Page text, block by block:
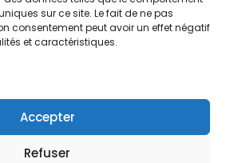
sur ce site. Le fait de ne pas
consentement peut avoir un effet négatif
et caractéristiques.
Accepter
Refuser
à Nantes ne se limite pas au
du logement. Le chauffe-
souvent abrégé CET,
aux exigences des nouvelles
En
vite, les budgets
sont annuels et
dossiers sont traités
d'arrivée.
nous maintenant
vos aides !